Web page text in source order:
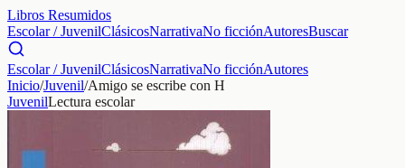
Libros Resumidos
Escolar / JuvenilClásicosNarrativaNo ficciónAutoresBuscar
Escolar / JuvenilClásicosNarrativaNo ficciónAutores
Inicio/Juvenil/Amigo se escribe con H
JuvenilLectura escolar